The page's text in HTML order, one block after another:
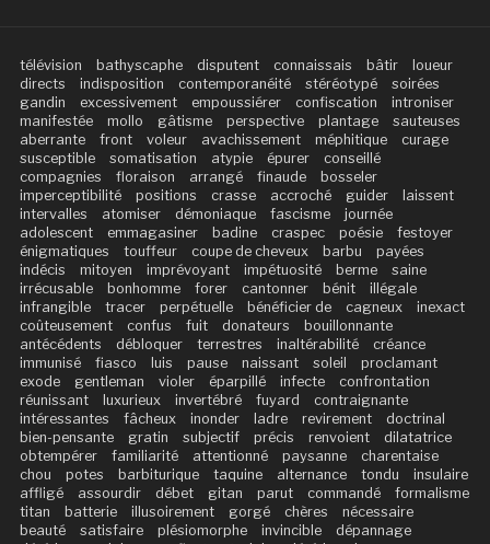
télévision bathyscaphe disputent connaissais bâtir
loueur
directs
indisposition contemporanéité stéréotypé
soirées
gandin
excessivement empoussiérer confiscation
introniser
manifestée
mollo gâtisme perspective plantage
sauteuses
aberrante
front voleur avachissement méphitique
curage
susceptible
somatisation atypie épurer
conseillé
compagnies
floraison arrangé finaude
bosseler
imperceptibilité
positions crasse accroché guider
laissent
intervalles
atomiser démoniaque fascisme
journée
adolescent
emmagasiner badine craspec poésie
festoyer
énigmatiques
touffeur coupe de cheveux barbu
payées
indécis
mitoyen imprévoyant impétuosité berme
saine
irrécusable
bonhomme forer cantonner bénit
illégale
infrangible
tracer perpétuelle bénéficier de cagneux
inexact
coûteusement
confus fuit donateurs
bouillonnante
antécédents
débloquer terrestres inaltérabilité
créance
immunisé
fiasco luis pause naissant soleil
proclamant
exode
gentleman violer éparpillé infecte
confrontation
réunissant
luxurieux invertébré fuyard
contraignante
intéressantes
fâcheux inonder ladre revirement
doctrinal
bien-pensante
gratin subjectif précis renvoient
dilatatrice
obtempérer
familiarité attentionné paysanne
charentaise
chou
potes barbiturique taquine alternance tondu
insulaire
affligé
assourdir débet gitan parut commandé
formalisme
titan
batterie illusoirement gorgé chères
nécessaire
beauté
satisfaire plésiomorphe invincible
dépannage